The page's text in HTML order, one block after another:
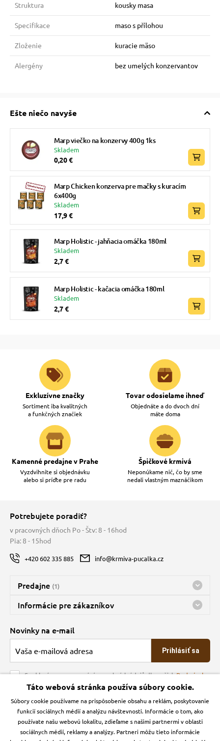
Struktura kousky masa
Specifikace maso s přílohou
Zloženie kuracie mäso
Alergény bez umelých konzervantov
Ešte niečo navyše
Marp viečko na konzervy 400g 1ks
Skladem
0,20 €
Marp Chicken konzerva pre mačky s kuracím
6x400g
Skladem
17,9 €
Marp Holistic - jahňacia omáčka 180ml
Skladem
2,7 €
Marp Holistic - kačacia omáčka 180ml
Skladem
2,7 €
Exkluzívne značky
Sortiment iba kvalitných
a funkčných značiek
Tovar odosielame ihneď
Objednáte a do dvoch dní
máte doma
Kamenné predajne v Prahe
Vyzdvihnite si objednávku
alebo si príďte pre radu
Špičkové krmivá
Neponúkame nič, čo by sme
nedali vlastným maznáčikom
Potrebujete poradiť?
v pracovných dňoch Po - Štv: 8 - 16hod
Pia: 8 - 15hod
+420 602 335 885 info@krmiva-pucalka.cz
Predajne (1)
Predajňa a sklad Kbely
Informácie pre zákazníkov
O spoločnosti
Veľkoobchod
Obchodné podmienky
Kontakt
Podmienky ochrany osobných údajov
Zásady používanie cookies a Google Analytics
Novinky na e-mail
Prihlásiť sa
Souhlasím se zpracováním osobních údajů dle našichPodmínek
ochrany osobních údajů
Krmiva Pučálka na sociálnych sieťach
Instagran Facebook
Táto webová stránka používa súbory cookie.
Súbory cookie používame na prispôsobenie obsahu a reklám, poskytovanie
funkcií sociálnych médií a analýzu návštevnosti. Informácie o tom, ako
používate našu webovú lokalitu, zdieľame s našimi partnermi v oblasti
sociálnych médií, reklamy a analýzy. Partneri môžu tieto informácie